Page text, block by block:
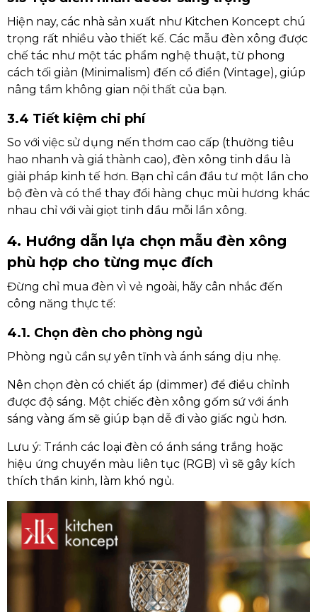
Hiện nay, các nhà sản xuất như Kitchen Koncept chú
trọng rất nhiều vào thiết kế. Các mẫu đèn xông được
chế tác như một tác phẩm nghệ thuật, từ phong
cách tối giản (Minimalism) đến cổ điển (Vintage), giúp
nâng tầm không gian nội thất của bạn.
3.4 Tiết kiệm chi phí
So với việc sử dụng nến thơm cao cấp (thường tiêu
hao nhanh và giá thành cao), đèn xông tinh dầu là
giải pháp kinh tế hơn. Bạn chỉ cần đầu tư một lần cho
bộ đèn và có thể thay đổi hàng chục mùi hương khác
nhau chỉ với vài giọt tinh dầu mỗi lần xông.
4. Hướng dẫn lựa chọn mẫu đèn xông
phù hợp cho từng mục đích
Đừng chỉ mua đèn vì vẻ ngoài, hãy cân nhắc đến
công năng thực tế:
4.1. Chọn đèn cho phòng ngủ
Phòng ngủ cần sự yên tĩnh và ánh sáng dịu nhẹ.
Nên chọn đèn có chiết áp (dimmer) để điều chỉnh
được độ sáng. Một chiếc đèn xông gốm sứ với ánh
sáng vàng ấm sẽ giúp bạn dễ đi vào giấc ngủ hơn.
Lưu ý: Tránh các loại đèn có ánh sáng trắng hoặc
hiệu ứng chuyển màu liên tục (RGB) vì sẽ gây kích
thích thần kinh, làm khó ngủ.